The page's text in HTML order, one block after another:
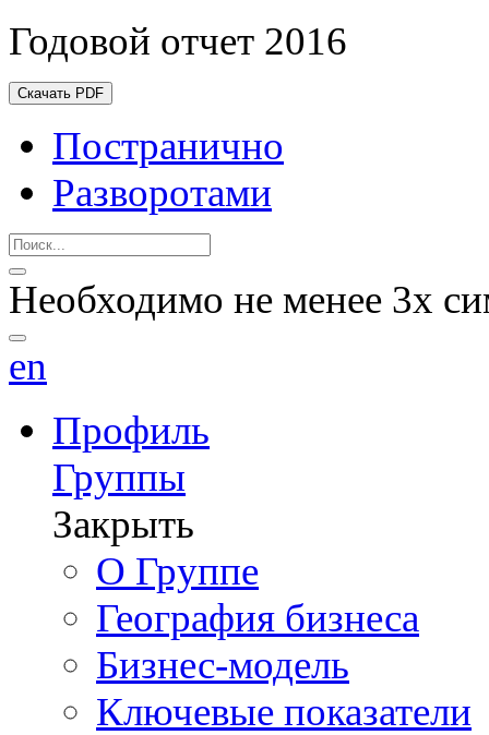
Годовой отчет 2016
Скачать PDF
Постранично
Разворотами
Необходимо не менее 3х
en
Профиль
Группы
Закрыть
О Группе
География бизнеса
Бизнес-модель
Ключевые показатели